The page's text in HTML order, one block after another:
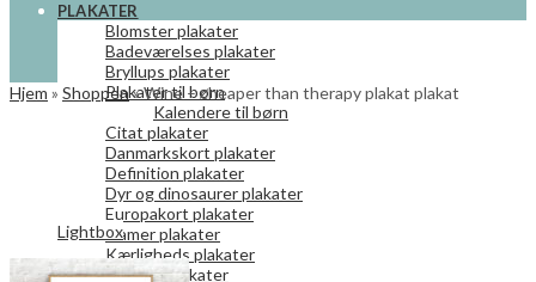
PLAKATER
Blomster plakater
Badeværelses plakater
Bryllups plakater
Plakater til børn
Kalendere til børn
Citat plakater
Danmarkskort plakater
Definition plakater
Dyr og dinosaurer plakater
Europakort plakater
Gamer plakater
Kærligheds plakater
Køkken plakater
Hjem » Shoppen»Wine – cheaper than therapy plakat plakat
Lightbox